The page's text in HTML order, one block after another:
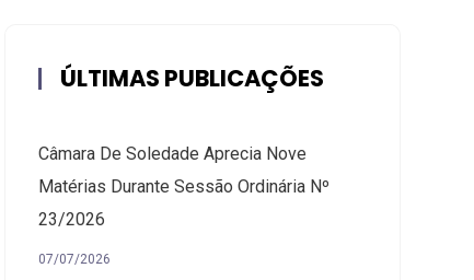
ÚLTIMAS PUBLICAÇÕES
Câmara De Soledade Aprecia Nove
Matérias Durante Sessão Ordinária Nº
23/2026
07/07/2026